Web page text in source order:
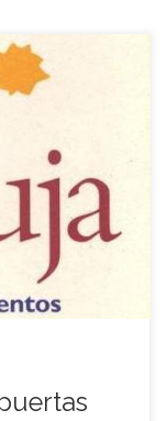
del mayor
Cartuja, El
temático
Exposición
[…]